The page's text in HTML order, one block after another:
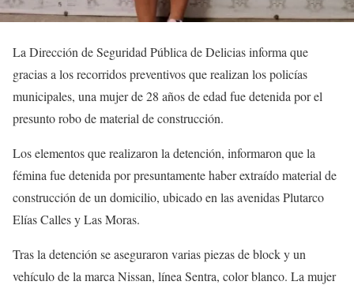
La Dirección de Seguridad Pública de Delicias informa que
gracias a los recorridos preventivos que realizan los policías
municipales, una mujer de 28 años de edad fue detenida por el
presunto robo de material de construcción.
Los elementos que realizaron la detención, informaron que la
fémina fue detenida por presuntamente haber extraído material de
construcción de un domicilio, ubicado en las avenidas Plutarco
Elías Calles y Las Moras.
Tras la detención se aseguraron varias piezas de block y un
vehículo de la marca Nissan, línea Sentra, color blanco. La mujer